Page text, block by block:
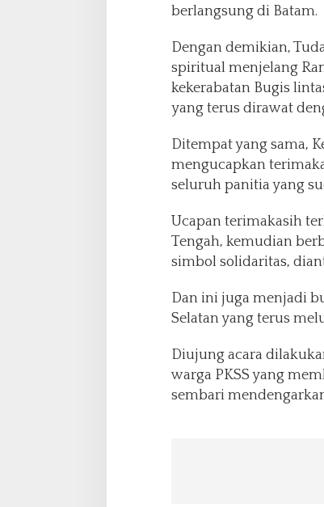
berlangsung di Batam.
Dengan demikian,
spiritual menjelang
kekerabatan Bugis
yang terus dirawat
Ditempat yang sama,
mengucapkan
seluruh panitia yang
Ucapan terimakasih
Tengah, kemudian
simbol solidaritas,
Dan ini juga menjadi
Selatan yang terus
Diujung acara
warga PKSS yang
sembari